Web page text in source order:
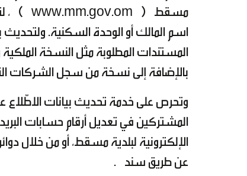
مسقط ( www.mm.gov.om ) ،
اسم المالك أو الوحدة السكنية. ولتحديث
المستندات المطلوبة مثل النسخة
بالإضافة إلى نسخة من سجل الشركات
وتحرص على خدمة تحديث بيانات الاطّلاع
المشتركين في تعديل أرقام حسابات البريد
الإلكترونية لبلدية مسقط، أو من خلال
عن طريق سند .